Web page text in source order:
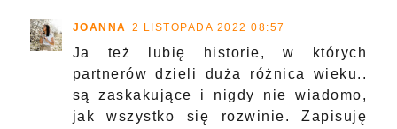
JOANNA 2 LISTOPADA 2022 08:57
Ja też lubię historie, w których
partnerów dzieli duża różnica wieku..
są zaskakujące i nigdy nie wiadomo,
jak wszystko się rozwinie. Zapisuję